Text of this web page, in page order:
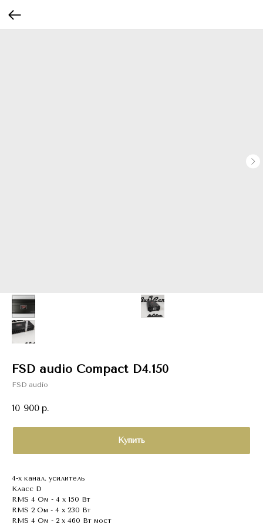
FSD audio Compact D4.150
FSD audio
10 900 р.
Купить
4-х канал. усилитель
Класс D
RMS 4 Ом - 4 x 150 Вт
RMS 2 Ом - 4 x 230 Вт
RMS 4 Ом - 2 x 460 Вт мост